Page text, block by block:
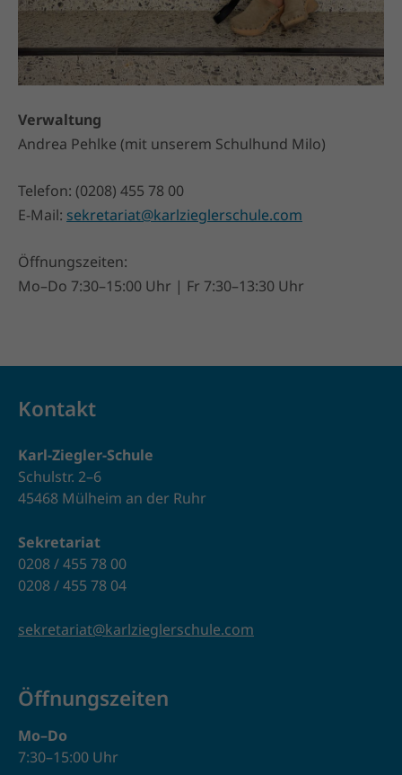
Verwaltung
Andrea Pehlke (mit unserem Schulhund Milo)
Telefon: (0208) 455 78 00
E-Mail: sekretariat@karlzieglerschule.com
Öffnungszeiten:
Mo–Do 7:30–15:00 Uhr | Fr 7:30–13:30 Uhr
Kontakt
Karl-Ziegler-Schule
Schulstr. 2–6
45468 Mülheim an der Ruhr
Sekretariat
0208 / 455 78 00
0208 / 455 78 04
sekretariat@karlzieglerschule.com
Öffnungszeiten
Mo–Do
7:30–15:00 Uhr